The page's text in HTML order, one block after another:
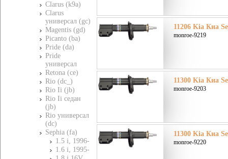
Clarus (k9a)
Clarus
универсал (gc)
Magentis (gd)
Picanto (ba)
Pride (da)
Pride
универсал
Retona (ce)
Rio (dc_)
Rio Ii (jb)
Rio Ii седан
(jb)
Rio универсал
(dc)
Sephia (fa)
1.5 i, 1996-
1.6 i, 1995-
11206 Kia Киа
monroe-9219
11300 Kia Киа
monroe-9203
11300 Kia Киа
monroe-9220